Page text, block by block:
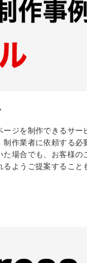
ジを制作できるサー
作業者に依頼する必
場合でも、お客様の
ようご提案すること